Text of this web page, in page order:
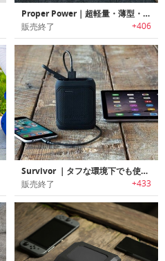
Proper Power｜超軽量・薄型・急速充電ポータブルチャージャー
販売終了 +406
Survivor ｜タフな環境下でも使用可能なポータブルチャージャー「サバイバー」
販売終了 +433